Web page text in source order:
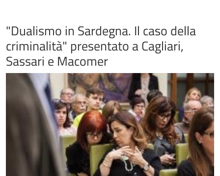
"Dualismo in Sardegna. Il caso della
criminalità" presentato a Cagliari,
Sassari e Macomer